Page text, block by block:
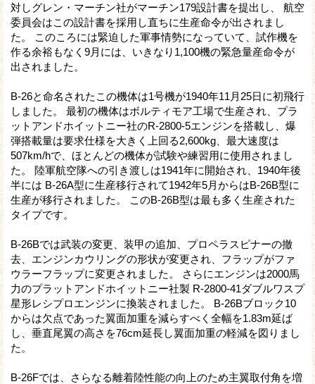
対しグレン・マーチン社がマーチン179設計書を提出し、 航空
委員会はこの設計書を採用し直ちに生産命令が出されまし
た。 このころには緊迫した軍事情勢になっていて、試作機を
作る余裕もなく9月には、いきなり1,100機の緊急量産命令が
出されました。
B-26と命名されたこの機体は1号機が1940年11月25日に初飛行
しました。 最初の機体はボルティモア工場で生産され、プラ
ットアンドホイットニー社のR-2800-5エンジンを搭載し、爆
弾搭載量は要求仕様を大きく上回る2,600kg、最大速度は
507km/hで、ほとんどの機体が試験や練習用に使用されまし
た。 陸軍航空隊への引き渡しは1941年に開始され、1940年後
半には B-26A型に生産移行されて1942年5月からはB-26B型に
生産が移行されました。 このB-26B型は最も多く生産された
タイプです。
B-26Bでは武装の変更、装甲の追加、プロペラスピナーの撤
去、エンジンカウリングの形状が変更され、フラップがファ
ウラーフラップに変更されました。 さらにエンジンは2000馬
力のプラットアンドホイットニー社製 R-2800-41ダブルワスプ
星形レシプロエンジンに換装されました。 B-26Bブロック10
からは欠点であった翼面加重を減らすべく全幅を1.83m延ば
し、垂直尾翼の高さを76cm延長し翼面加重の軽減を図りまし
た。
B-26Fでは、さらなる離着陸性能の向上のため主翼取付角を増